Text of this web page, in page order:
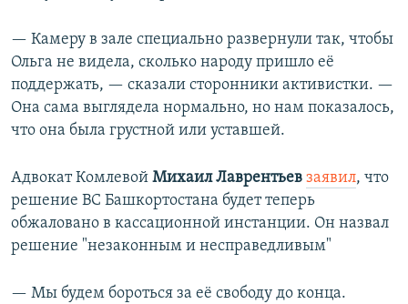
— Камеру в зале специально развернули так, чтобы
Ольга не видела, сколько народу пришло её
поддержать, — сказали сторонники активистки. —
Она сама выглядела нормально, но нам показалось,
что она была грустной или уставшей.
Адвокат Комлевой Михаил Лаврентьев заявил, что
решение ВС Башкортостана будет теперь
обжаловано в кассационной инстанции. Он назвал
решение "незаконным и несправедливым"
— Мы будем бороться за её свободу до конца.